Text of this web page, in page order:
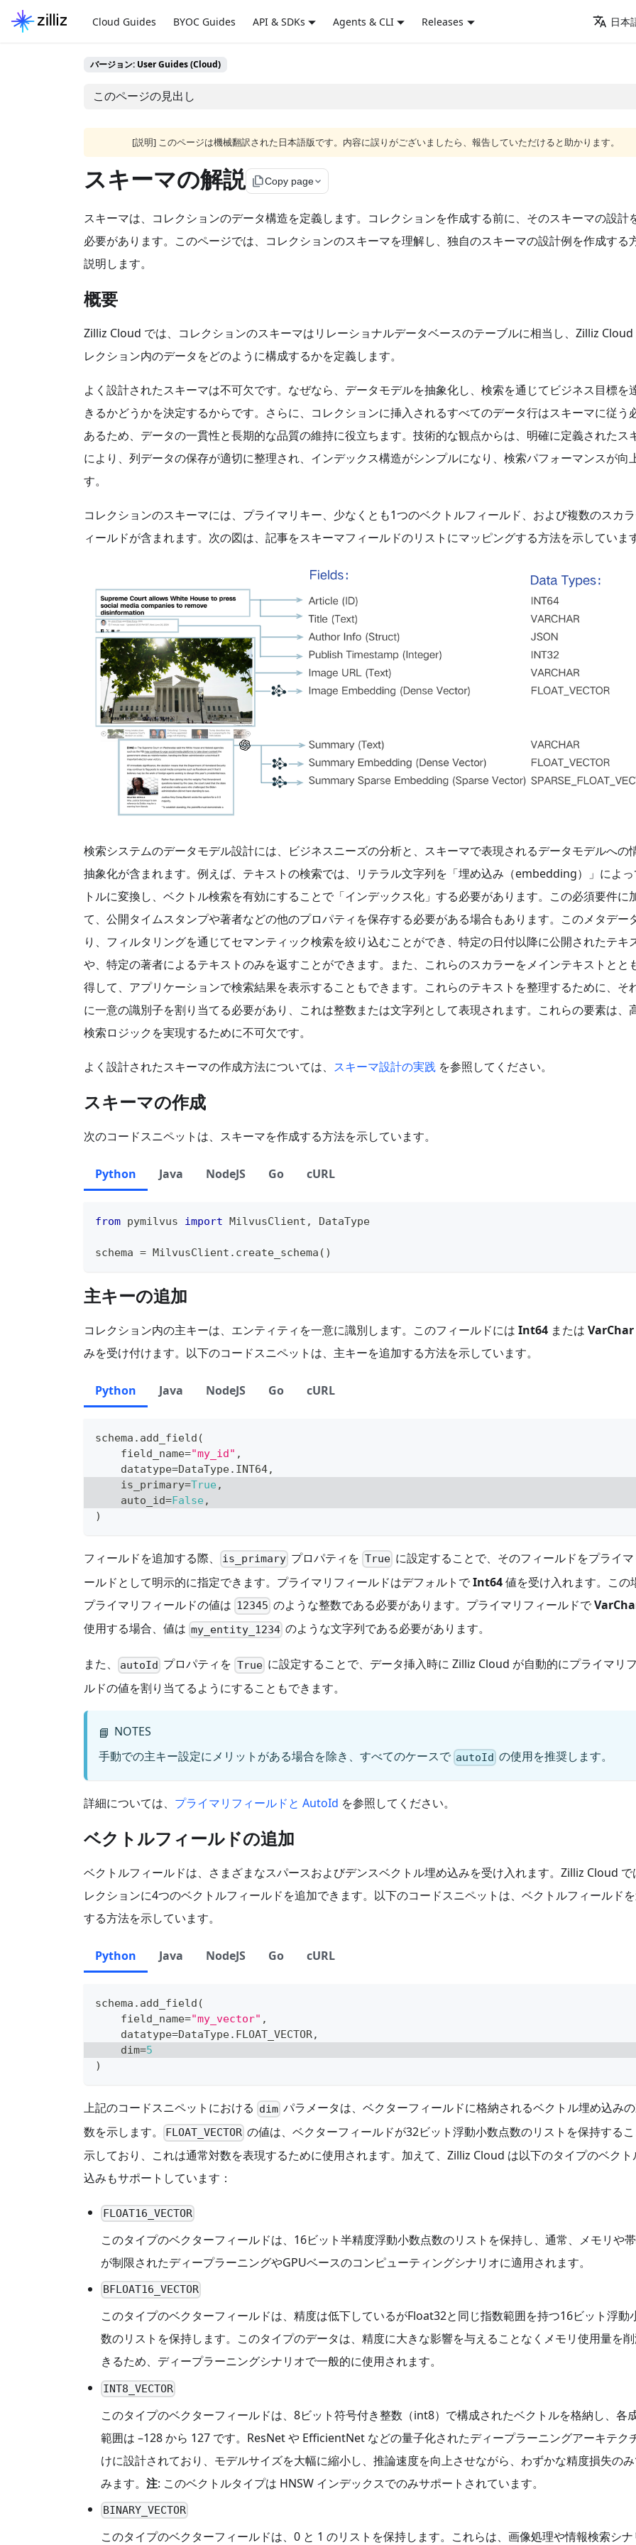
Cloud Guides BYOC Guides API & SDKs Agents & CLI Releases 日本
バージョン: User Guides (Cloud)
このページの見出し
[説明] このページは機械翻訳された日本語版です。内容に誤りがございましたら、報告していただけると助かります。
スキーマの解説 file_copyCopy page
スキーマは、コレクションのデータ構造を定義します。コレクションを作成する前に、そのスキーマの設計
必要があります。このページでは、コレクションのスキーマを理解し、独自のスキーマの設計例を作成する
説明します。
概要
Zilliz Cloud では、コレクションのスキーマはリレーショナルデータベースのテーブルに相当し、Zilliz Cloud
レクション内のデータをどのように構成するかを定義します。
よく設計されたスキーマは不可欠です。なぜなら、データモデルを抽象化し、検索を通じてビジネス目標を
きるかどうかを決定するからです。さらに、コレクションに挿入されるすべてのデータ行はスキーマに従う
あるため、データの一貫性と長期的な品質の維持に役立ちます。技術的な観点からは、明確に定義されたス
により、列データの保存が適切に整理され、インデックス構造がシンプルになり、検索パフォーマンスが向
す。
コレクションのスキーマには、プライマリキー、少なくとも1つのベクトルフィールド、および複数のスカ
ィールドが含まれます。次の図は、記事をスキーマフィールドのリストにマッピングする方法を示しています
検索システムのデータモデル設計には、ビジネスニーズの分析と、スキーマで表現されるデータモデルへの
抽象化が含まれます。例えば、テキストの検索では、リテラル文字列を「埋め込み（embedding）」によっ
トルに変換し、ベクトル検索を有効にすることで「インデックス化」する必要があります。この必須要件に
て、公開タイムスタンプや著者などの他のプロパティを保存する必要がある場合もあります。このメタデー
り、フィルタリングを通じてセマンティック検索を絞り込むことができ、特定の日付以降に公開されたテキ
や、特定の著者によるテキストのみを返すことができます。また、これらのスカラーをメインテキストとと
得して、アプリケーションで検索結果を表示することもできます。これらのテキストを整理するために、そ
に一意の識別子を割り当てる必要があり、これは整数または文字列として表現されます。これらの要素は、
検索ロジックを実現するために不可欠です。
よく設計されたスキーマの作成方法については、 スキーマ設計の実践 を参照してください。
スキーマの作成
次のコードスニペットは、スキーマを作成する方法を示しています。
Python Java NodeJS Go cURL
from pymilvus import MilvusClient , DataType
schema = MilvusClient . create_schema ( )
主キーの追加
コレクション内の主キーは、エンティティを一意に識別します。このフィールドには Int64 または VarChar
みを受け付けます。以下のコードスニペットは、主キーを追加する方法を示しています。
Python Java NodeJS Go cURL
schema . add_field (
    field_name
="my_id" ,
    datatype
=DataType. INT64,
    is_primary
=True ,
    auto_id
=False ,
)
フィールドを追加する際、 is_primary プロパティを Trueに設定することで、そのフィールドをプライマ
ールドとして明示的に指定できます。プライマリフィールドはデフォルトでInt64値を受け入れます。この
プライマリフィールドの値は 12345 のような整数である必要があります。プライマリフィールドで
使用する場合、値は my_entity_1234 のような文字列である必要があります。
また、 autoId プロパティを Trueに設定することで、データ挿入時に Zilliz Cloud が自動的にプライマリ
ルドの値を割り当てるようにすることもできます。
📘 NOTES
手動での主キー設定にメリットがある場合を除き、すべてのケースで autoId の使用を推奨します。
詳細については、 プライマリフィールドと AutoId を参照してください。
ベクトルフィールドの追加
ベクトルフィールドは、さまざまなスパースおよびデンスベクトル埋め込みを受け入れます。Zilliz Cloud で
レクションに4つのベクトルフィールドを追加できます。以下のコードスニペットは、ベクトルフィールド
する方法を示しています。
Python Java NodeJS Go cURL
schema . add_field (
    field_name
="my_vector" ,
    datatype
=DataType. FLOAT_VECTOR,
    dim
=5
)
上記のコードスニペットにおける dim パラメータは、ベクターフィールドに格納されるベクトル埋め込み
数を示します。
FLOAT_VECTOR の値は、ベクターフィールドが32ビット浮動小数点数のリストを保持する
示しており、これは通常対数を表現するために使用されます。加えて、Zilliz Cloud は以下のタイプのベクト
込みもサポートしています：
FLOAT16_VECTOR
このタイプのベクターフィールドは、16ビット半精度浮動小数点数のリストを保持し、通常、メモリや
が制限されたディープラーニングやGPUベースのコンピューティングシナリオに適用されます。
BFLOAT16_VECTOR
このタイプのベクターフィールドは、精度は低下しているがFloat32と同じ指数範囲を持つ16ビット浮動
数のリストを保持します。このタイプのデータは、精度に大きな影響を与えることなくメモリ使用量を
きるため、ディープラーニングシナリオで一般的に使用されます。
INT8_VECTOR
このタイプのベクターフィールドは、8ビット符号付き整数（int8）で構成されたベクトルを格納し、各
範囲は –128 から 127 です。ResNet や EfficientNet などの量子化されたディープラーニングアーキテク
けに設計されており、モデルサイズを大幅に縮小し、推論速度を向上させながら、わずかな精度損失の
みます。 注: このベクトルタイプは HNSW インデックスでのみサポートされています。
BINARY_VECTOR
このタイプのベクターフィールドは、0 と 1 のリストを保持します。これらは、画像処理や情報検索シナ